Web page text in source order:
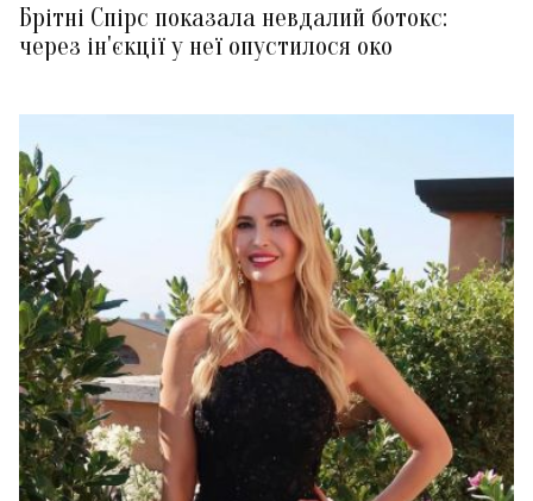
Брітні Спірс показала невдалий ботокс:
через ін'єкції у неї опустилося око